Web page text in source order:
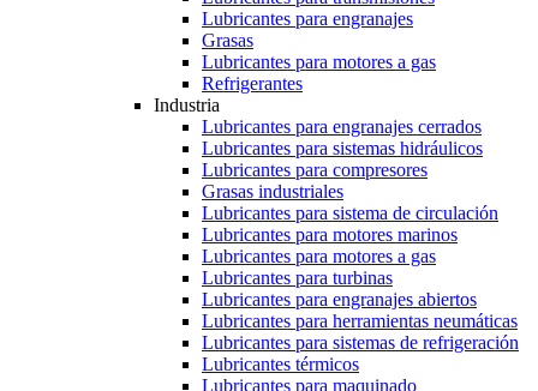
Lubricantes para engranajes
Grasas
Lubricantes para motores a gas
Refrigerantes
Industria
Lubricantes para engranajes cerrados
Lubricantes para sistemas hidráulicos
Lubricantes para compresores
Grasas industriales
Lubricantes para sistema de circulación
Lubricantes para motores marinos
Lubricantes para motores a gas
Lubricantes para turbinas
Lubricantes para engranajes abiertos
Lubricantes para herramientas neumáticas
Lubricantes para sistemas de refrigeración
Lubricantes térmicos
Lubricantes para maquinado